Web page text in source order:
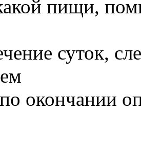
пищи,
суток,
окончании